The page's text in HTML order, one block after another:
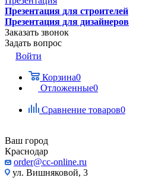
Презентация для строителей
Презентация для дизайнеров
Заказать звонок
Задать вопрос
Войти
Корзина0
Отложенные0
Сравнение товаров0
Ваш город
Краснодар
order@cc-online.ru
ул. Вишняковой, 3